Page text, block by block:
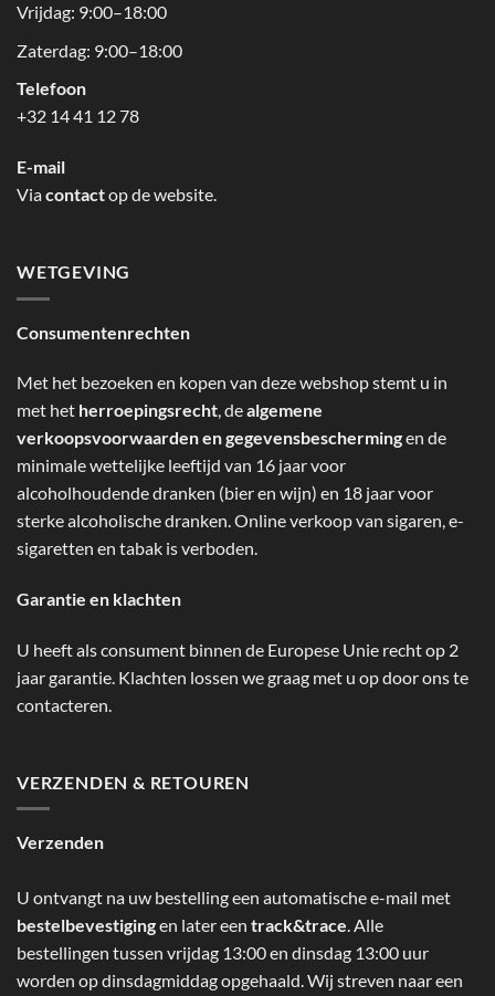
Vrijdag: 9:00–18:00
Zaterdag: 9:00–18:00
Telefoon
+32 14 41 12 78
E-mail
Viacontactop de website.
WETGEVING
Consumentenrechten
Met het bezoeken en kopen van deze webshop stemt u in
met het herroepingsrecht, dealgemene
verkoopsvoorwaarden en gegevensbeschermingen de
minimale wettelijke leeftijd van 16 jaar voor
alcoholhoudende dranken (bier en wijn) en 18 jaar voor
sterke alcoholische dranken. Online verkoop van sigaren, e-
sigaretten en tabak is verboden.
Garantie en klachten
U heeft als consument binnen de Europese Unie recht op 2
jaar garantie. Klachten lossen we graag met u op door ons te
contacteren.
VERZENDEN & RETOUREN
Verzenden
U ontvangt na uw bestelling een automatische e-mail met
bestelbevestigingen later een track&trace. Alle
bestellingen tussen vrijdag 13:00 en dinsdag 13:00 uur
worden op dinsdagmiddag opgehaald. Wij streven naar een